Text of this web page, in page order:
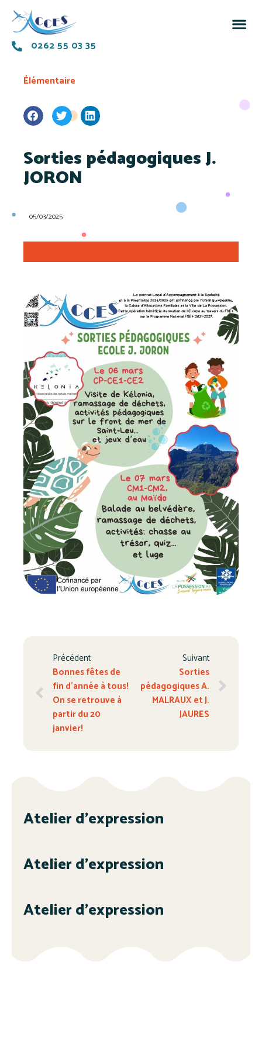
0262 55 03 35
Élémentaire
Sorties pédagogiques J.
JORON
05/03/2025
Précédent
Bonnes fêtes de
fin d’année à tous!
On se retrouve à
partir du 20
janvier!
Suivant
Sorties
pédagogiques A.
MALRAUX et J.
JAURES
Atelier d’expression
Atelier d’expression
Atelier d’expression